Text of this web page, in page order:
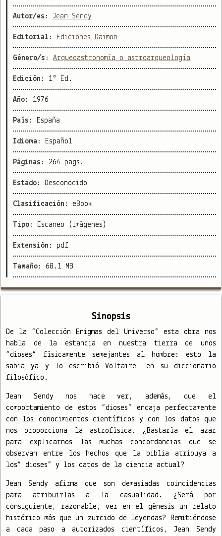
Autor/es: Jean Sendy
Editorial: Ediciones Daimon
Género/s:Arqueoastronomía o astroarqueología
Edición: 1° Ed.
Año: 1976
País: España
Idioma: Español
Páginas: 264 pags.
Estado: Desconocido
Clasificación: eBook
Tipo: Escaneo (imágenes)
Extensión: pdf
Tamaño: 68.1 MB
Sinopsis
De la “Colección Enigmas del Universo” esta obra nos
habla de la estancia en nuestra tierra de unos
“dioses” físicamente semejantes al hombre: esto la
sabia ya y lo escribió Voltaire, en su diccionario
filosófico.
Jean Sendy nos hace ver, además, que el
comportamiento de estos “dioses” encaja perfectamente
con los conocimientos científicos y con los datos que
nos proporciona la astrofísica. ¿Bastaría el azar
para explicarnos las muchas concordancias que se
observan entre los hechos que la biblia atribuya a
los” dioses” y los datos de la ciencia actual?
Jean Sendy afirma que son demasiadas coincidencias
para atribuirlas a la casualidad. ¿Será por
consiguiente, razonable, ver en el génesis un relato
histórico más que un zurcido de leyendas? Remitiéndose
a cada paso a autorizados científicos, Jean Sendy